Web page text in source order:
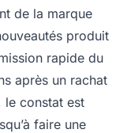
de la marque
produit
rapide du
après un rachat
le constat est
faire une